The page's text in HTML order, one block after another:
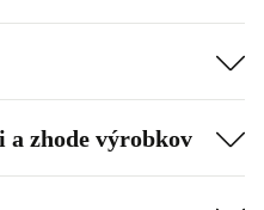
a zhode výrobkov